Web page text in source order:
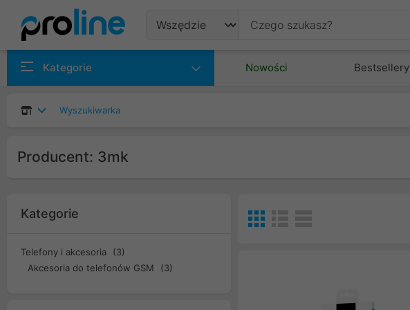
Kategorie Nowości Bestsellery
Wyszukiwarka
Producent: 3mk
Kategorie
Telefony i akcesoria
(3)
Akcesoria do telefonów GSM
(3)